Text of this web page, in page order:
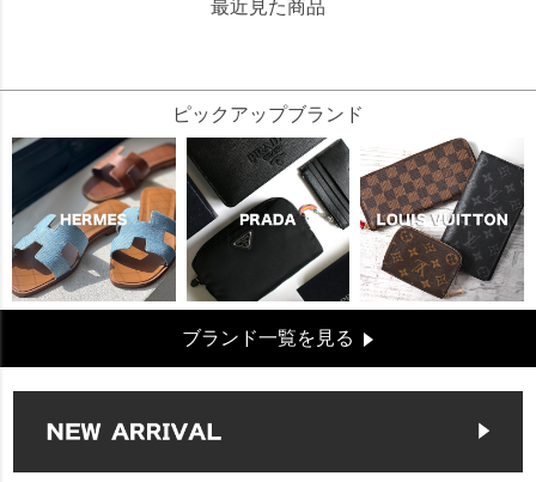
最近見た商品
ピックアップブランド
ブランド一覧を見る